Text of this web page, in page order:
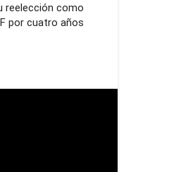
reelección como
por cuatro años